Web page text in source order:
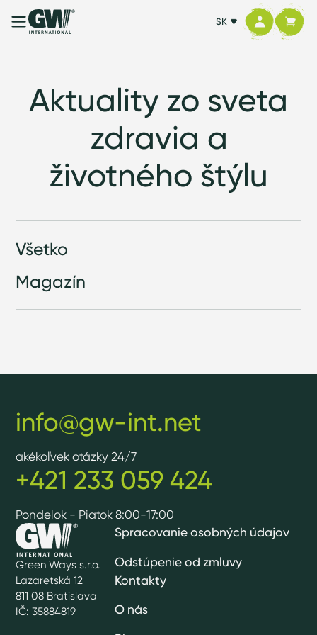
SK
Aktuality zo sveta
zdravia a
životného štýlu
Všetko
Magazín
Green Ways s.r.o.
Lazaretská 12
811 08 Bratislava
IČ: 35884819
Spracovanie osobných údajov
Odstúpenie od zmluvy
Kontakty
O nás
info@gw-int.net
akékoľvek otázky 24/7
+421 233 059 424
Pondelok - Piatok 8:00-17:00